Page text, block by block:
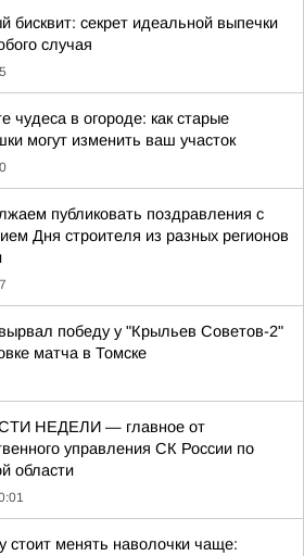
бисквит: секрет идеальной выпечки
случая
чудеса в огороде: как старые
могут изменить ваш участок
публиковать поздравления с
Дня строителя из разных регионов
победу у "Крыльев Советов-2"
матча в Томске
НЕДЕЛИ — главное от
управления СК России по
области
стоит менять наволочки чаще: